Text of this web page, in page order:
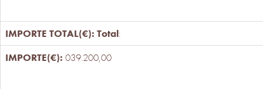
Total:
039.200,00